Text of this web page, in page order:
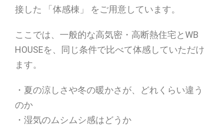
接した 「体感棟」 をご用意しています。
ここでは、一般的な高気密・高断熱住宅とWB
HOUSEを、同じ条件で比べて体感していただけ
ます。
・夏の涼しさや冬の暖かさが、どれくらい違う
のか
・湿気のムシムシ感はどうか